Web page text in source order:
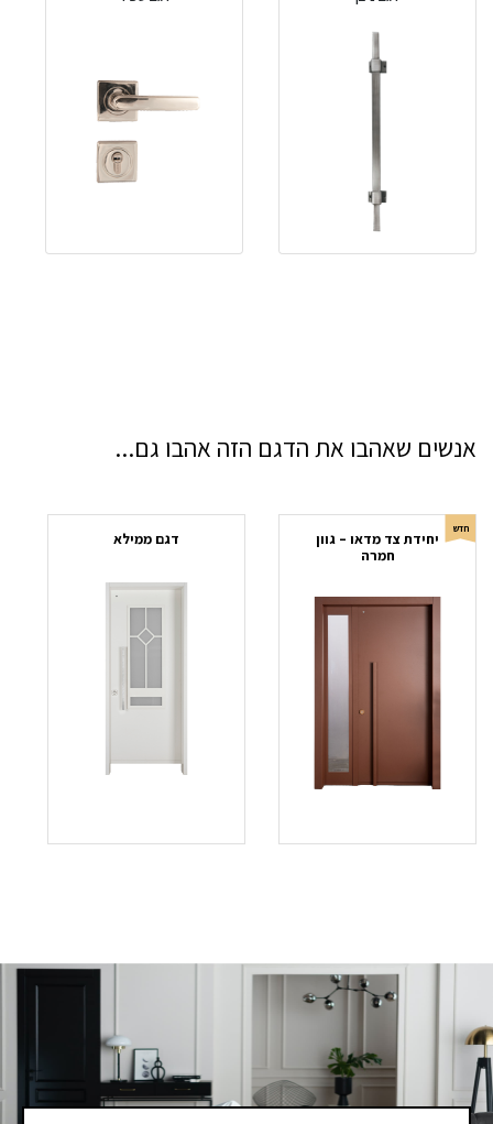
אנשים שאהבו את הדגם הזה אהבו גם...
חדש
יחידת צד מדאו – גוון
חמרה
דגם ממילא